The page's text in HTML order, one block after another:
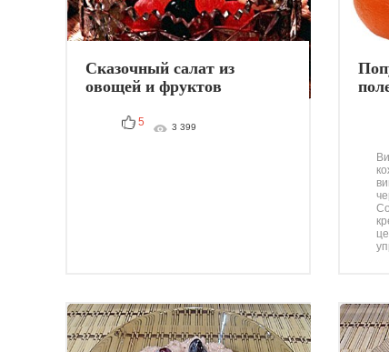
Сказочный салат из
овощей и фруктов
5 3 399